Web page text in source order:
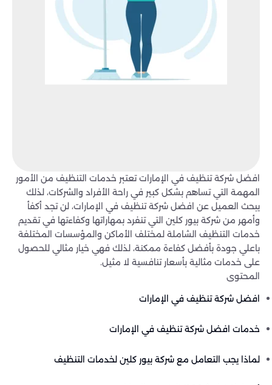
افضل شركة تنظيف في الإمارات تعتبر خدمات التنظيف من الأمور
المهمة التي تساهم بشكل كبير في راحة الأفراد والشركات، لذلك
يبحث العميل عن افضل شركة تنظيف في الإمارات، لن تجد أكفأ
وأمهر من شركة بيور كلين التي تنفرد بمهاراتها وكفاءتها في تقديم
خدمات التنظيف الشاملة لمختلف الأماكن والمؤسسات المختلفة
باعلي جودة بأفضل كفاءة ممكنة، لذلك فهي خيار مثالي للحصول
على خدمات مثالية بأسعار تنافسية لا مثيل.
المحتوى
افضل شركة تنظيف في الإمارات
خدمات افضل شركة تنظيف في الإمارات
لماذا يجب التعامل مع شركة بيور كلين لخدمات التنظيف